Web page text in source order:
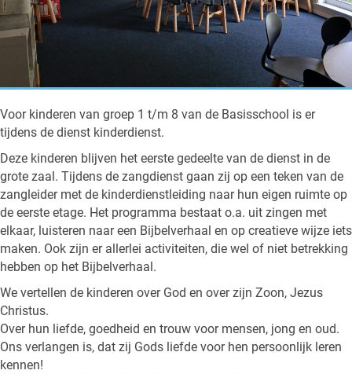
Voor kinderen van groep 1 t/m 8 van de Basisschool is er
tijdens de dienst kinderdienst.
Deze kinderen blijven het eerste gedeelte van de dienst in de
grote zaal. Tijdens de zangdienst gaan zij op een teken van de
zangleider met de kinderdienstleiding naar hun eigen ruimte op
de eerste etage. Het programma bestaat o.a. uit zingen met
elkaar, luisteren naar een Bijbelverhaal en op creatieve wijze iets
maken. Ook zijn er allerlei activiteiten, die wel of niet betrekking
hebben op het Bijbelverhaal.
We vertellen de kinderen over God en over zijn Zoon, Jezus
Christus.
Over hun liefde, goedheid en trouw voor mensen, jong en oud.
Ons verlangen is, dat zij Gods liefde voor hen persoonlijk leren
kennen!